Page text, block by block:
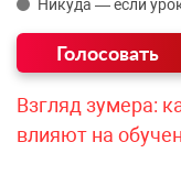
Никуда — если
Взгляд зумера:
влияют на